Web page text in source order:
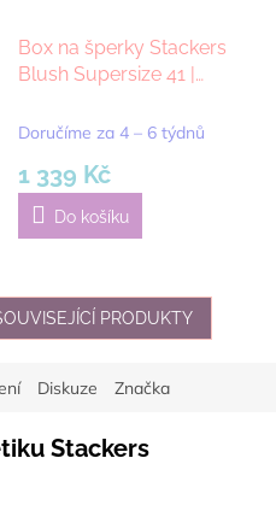
Box na šperky Stackers
Blush Supersize 41 |
Doručíme za 4 – 6 týdnů
1 339 Kč
Do košíku
PRODUKTY
Diskuze Značka
Stackers